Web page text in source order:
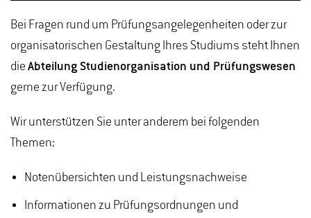
Bei Fragen rund um Prüfungsangelegenheiten oder zur
organisatorischen Gestaltung Ihres Studiums steht Ihnen
die Abteilung Studienorganisation und Prüfungswesen
gerne zur Verfügung.
Wir unterstützen Sie unter anderem bei folgenden
Themen:
Notenübersichten und Leistungsnachweise
Informationen zu Prüfungsordnungen und